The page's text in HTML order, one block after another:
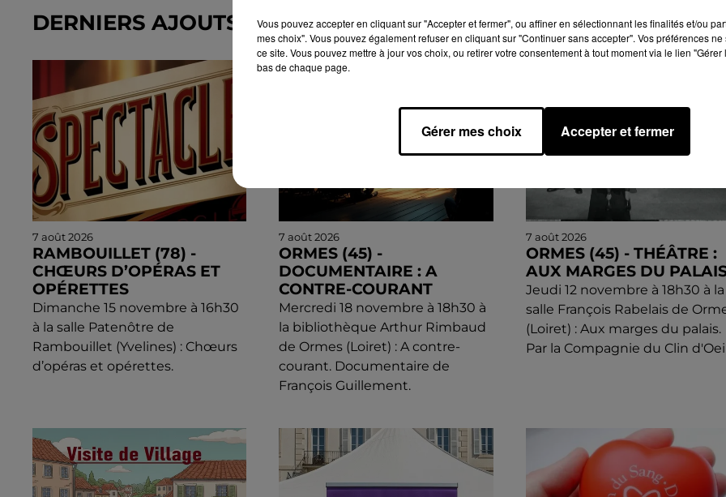
DERNIERS AJOUTS DANS L'AGENDA
7 août 2026
RAMBOUILLET (78) -
CHŒURS D’OPÉRAS ET
OPÉRETTES
Dimanche 15 novembre à 16h30
à la salle Patenôtre de
Rambouillet (Yvelines) : Chœurs
d’opéras et opérettes.
7 août 2026
ORMES (45) -
DOCUMENTAIRE : A
CONTRE-COURANT
Mercredi 18 novembre à 18h30 à
la bibliothèque Arthur Rimbaud
de Ormes (Loiret) : A contre-
courant. Documentaire de
François Guillement.
7 août 2026
ORMES (45) - THÉÂTRE :
AUX MARGES DU
Jeudi 12 novembre à 18h30 à la
salle François Rabelais de
(Loiret) : Aux marges du palais.
Par la Compagnie du Clin
Vous pouvez accepter en cliquant sur "Accepter et fermer", ou affiner en sélectionnant les finalités et/ou
mes choix". Vous pouvez également refuser en cliquant sur "Continuer sans accepter". Vos préférences
ce site. Vous pouvez mettre à jour vos choix, ou retirer votre consentement à tout moment via le lien
bas de chaque page.
Gérer mes choix Accepter et fermer